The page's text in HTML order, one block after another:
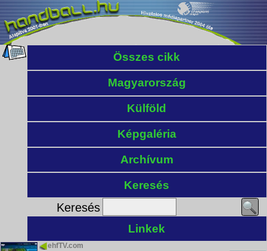
Összes cikk
Magyarország
Külföld
Képgaléria
Archívum
Keresés
Keresés
Linkek
ehfTV.com